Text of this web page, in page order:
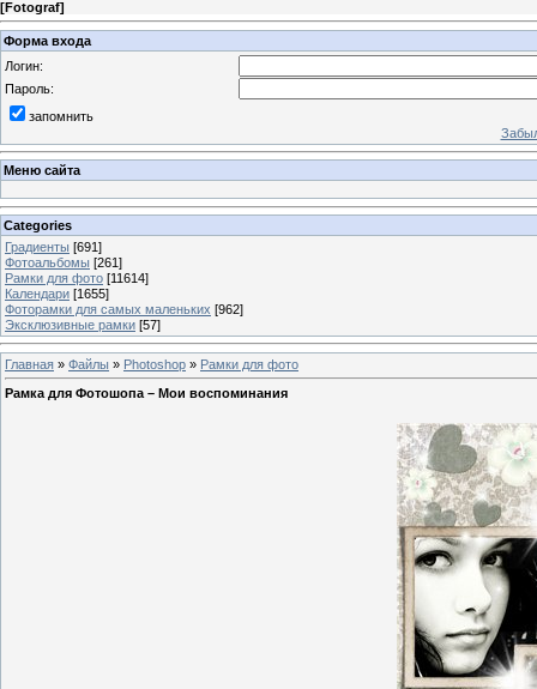
[Fotograf]
Форма входа
Логин:
Пароль:
запомнить
Меню сайта
Categories
Градиенты [691]
Фотоальбомы [261]
Рамки для фото [11614]
Календари [1655]
Фоторамки для самых маленьких [962]
Эксклюзивные рамки [57]
Главная » Файлы » Photoshop » Рамки для фото
Рамка для Фотошопа – Мои воспоминания